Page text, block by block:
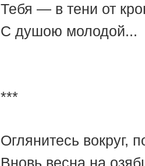
Тебя — в тени от
С душою молодой...
***
Оглянитесь вокруг,
Вновь весна на